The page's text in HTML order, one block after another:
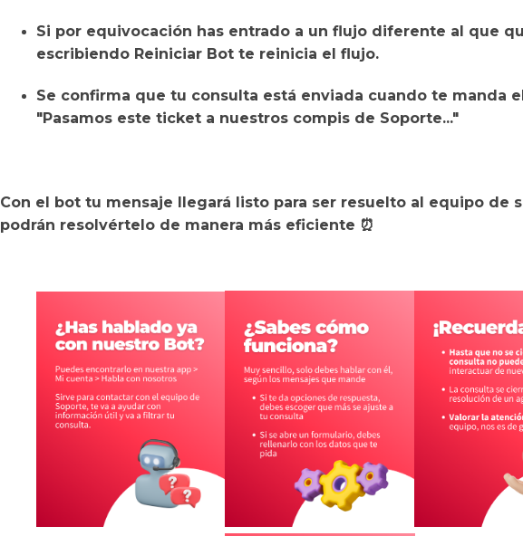
Si por equivocación has entrado a un flujo diferente al que
escribiendo Reiniciar Bot te reinicia el flujo.
Se confirma quetu consulta está enviada cuando te manda
"Pasamos este ticket a nuestros compis de Soporte..."
Con el bot tu mensaje llegará listo para ser resuelto al equipo de
podrán resolvértelo de manera más eficiente ⏰